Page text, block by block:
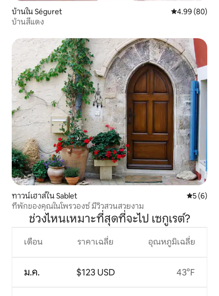
บ้านใน Séguret คะแนนเฉลี่ย
4.99 (80)
บ้านสีแดง
ทาวน์เฮาส์ใน Sablet คะแนนเฉ
5 (6)
ที่พักของคุณในโพรวองซ์ มีวิวสวนสวยงาม
ช่วงไหนเหมาะที่สุดที่จะไป เซกูเรต์?
เดือน
ม.ค.
ราคาเฉลี่ย
$123 USD
อุณหภูมิเฉลี่ย
43°F